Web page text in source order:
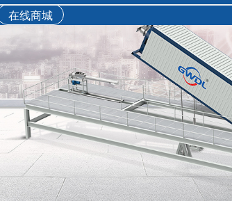
售后服务
免费培训
文字资料下载
视频资料下载
软件下载
工业炉客户评价
真空气氛炉客户评价
耐火隔热材料客户评价
烘干箱客户评价
在线商城